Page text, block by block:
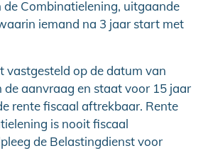
de Combinatielening, uitgaande
iemand na 3 jaar start met
vastgesteld op de datum van
de aanvraag en staat voor 15 jaar
rente fiscaal aftrekbaar. Rente
is nooit fiscaal
de Belastingdienst voor